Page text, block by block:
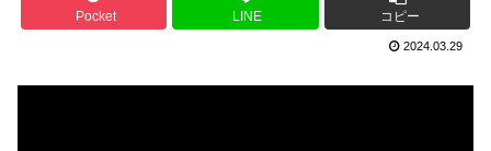
Pocket LINE コピー
2024.03.29